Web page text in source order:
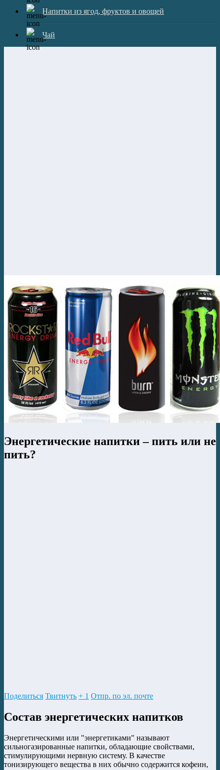
Напитки из ягод, фруктов и овощей
Чай
Энергетические напитки – пить или не
пить?
Поделиться Твитнуть + 1 Отпр. по эл. почте
Состав энергетических напитков
Энергетическими или "энергетиками" называют
сильногазированные напитки, обладающие свойствами,
стимулирующими нервную систему. В качестве
тонизирующего вещества в них обычно содержится кофеин,